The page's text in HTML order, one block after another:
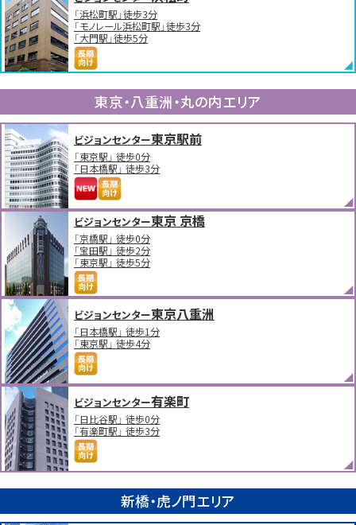
東京・八重洲・丸の内エリア
ビジョンセンター東京駅前
「東京駅」 徒歩0分
「日本橋駅」 徒歩3分
ビジョンセンター東京 京橋
「京橋駅」 徒歩0分
「宝田駅」 徒歩2分
「東京駅」 徒歩5分
ビジョンセンター東京八重洲
「日本橋駅」 徒歩1分
「東京駅」 徒歩4分
ビジョンセンター有楽町
「日比谷駅」 徒歩0分
「有楽町駅」 徒歩3分
新橋・虎ノ門エリア
「浜松町駅」徒歩3分
「モノレール浜松町駅」徒歩3分
「大門駅」徒歩5分